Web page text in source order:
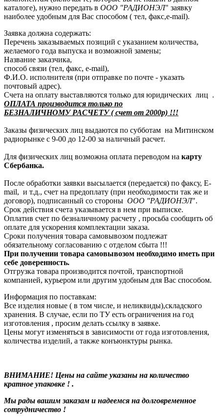
каталоге), нужно передать в ООО "РАДИОНЭЛ" заявку
наиболее удобным для Вас способом ( тел, факс,e-mail).
Заявка должна содержать:
Перечень заказываемых позиций с указанием количества,
желаемого года выпуска и возможной замены;
Название заказчика,
способ связи (тел, факс, e-mail),
Ф.И.О. исполнителя (при отправке по почте - указать
почтовый адрес).
Счета на оплату выставляются только для юридических лиц .
ОПЛАТА производится только по
БЕЗНАЛИЧНОМУ РАСЧЕТУ ( счет от 2000р) !!!
Заказы физических лиц выдаются по субботам на Митинском
радиорынке с 9-00 до 12-00 за наличный расчет.
Для физических лиц возможна оплата переводом на карту
Сбербанка.
После обработки заявки высылается (передается) по факсу, E-
mail, и т.д., счет на предоплату (при необходимости так же и
договор), подписанный со стороны ООО "РАДИОНЭЛ".
Срок действия счета указывается в нем при выписке.
Оплатив счет по безналичному расчету , просьба сообщить об
оплате для ускорения комплектации заказа.
Сроки получения товара самовывозом подлежат
обязательному согласованию с отделом сбыта !!!
При получении товара самовывозом необходимо иметь при
себе доверенность.
Отгрузка товара производится почтой, транспортной
компанией, курьером или другим удобным для Вас способом.
Информация по поставкам:
Все изделия новые ( в том числе, и неликвиды),складского
хранения. В случае, если по ТУ есть ограничения на год
изготовления , просим делать ссылку в заявке.
Цены могут изменяться в зависимости от года изготовления,
количества изделий, а также конъюнктуры рынка.
ВНИМАНИЕ! Цены на сайте указаны на количество
кратное упаковке ! .
Мы рады вашим заказам и надеемся на долговременное
сотрудничество !